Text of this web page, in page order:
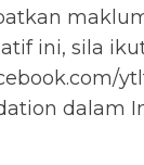
ini, sila
dalam